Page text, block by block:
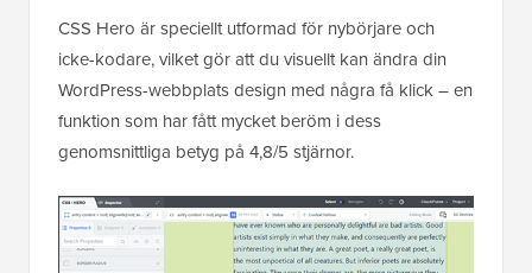
CSS Hero är speciellt utformad för nybörjare och
icke-kodare, vilket gör att du visuellt kan ändra din
WordPress-webbplats design med några få klick – en
funktion som har fått mycket beröm i dess
genomsnittliga betyg på 4,8/5 stjärnor.